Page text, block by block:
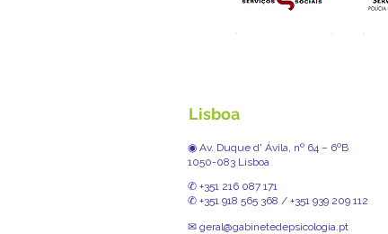
Lisboa
◉ Av. Duque d' Ávila, nº 64 – 6ºB
1050-083 Lisboa
✆ +351 216 087 171
✆ +351 918 565 368 / +351 939 209 112
✉ geral@gabinetedepsicologia.pt